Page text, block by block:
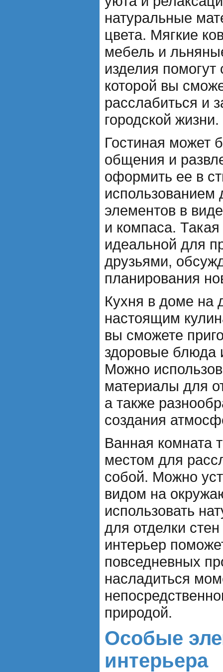
натуральные
цвета. Мягкие
мебель и
изделия помогут
которой вы
расслабиться и
городской жизни.
Гостиная может
общения и
оформить ее в
использованием
элементов в
и компаса.
идеальной для
друзьями,
планирования
Кухня в доме на
настоящим
вы сможете
здоровые блюда
Можно
материалы для
а также
создания
Ванная комната
местом для
собой. Можно
видом на
использовать
для отделки
интерьер
повседневных
насладиться
природой.
Особые
интерьера